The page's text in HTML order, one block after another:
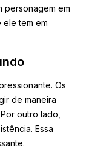
personagem em
tem em
Os
de maneira
outro lado,
Essa